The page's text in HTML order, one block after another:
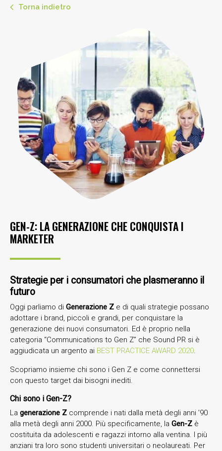
Torna indietro
GEN-Z: LA GENERAZIONE CHE CONQUISTA I
MARKETER
Strategie per i consumatori che plasmeranno il
futuro
Oggi parliamo di Generazione Z e di quali strategie possano
adottare i brand, piccoli e grandi, per conquistare la
generazione dei nuovi consumatori. Ed è proprio nella
categoria “Communications to Gen Z” che Sound PR si è
aggiudicata un argento ai BEST PRACTICE AWARD 2020.
Scopriamo insieme chi sono i Gen Z e come connettersi
con questo target dai bisogni inediti.
Chi sono i Gen-Z?
La generazione Z comprende i nati dalla metà degli anni ’90
alla metà degli anni 2000. Più specificamente, la Gen-Z è
costituita da adolescenti e ragazzi intorno alla ventina. I più
anziani tra loro sono studenti universitari o neolaureati. Per